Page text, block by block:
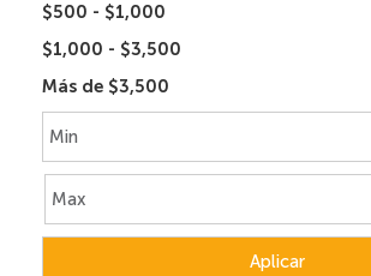
$500 - $1,000
$1,000 - $3,500
Más de $3,500